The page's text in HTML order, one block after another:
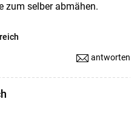
zum selber abmähen.
antworten